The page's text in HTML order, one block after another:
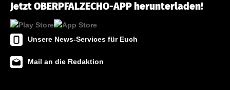
Jetzt OBERPFALZECHO-APP herunterladen!
Unsere News-Services für Euch
Mail an die Redaktion